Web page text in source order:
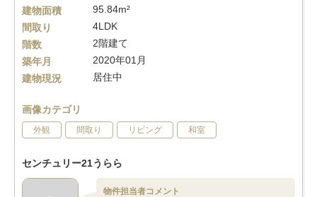
建物面積
95.84m²
間取り
4LDK
階数
2階建て
築年月
2020年01月
建物現況
居住中
画像カテゴリ
外観 間取り リビング 和室
センチュリー21うらら
物件担当者コメント